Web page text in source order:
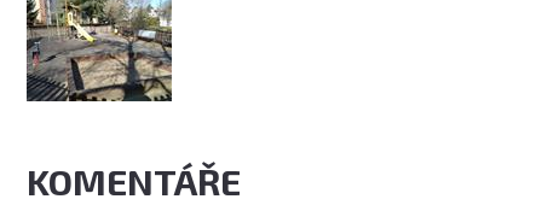
KOMENTÁŘE